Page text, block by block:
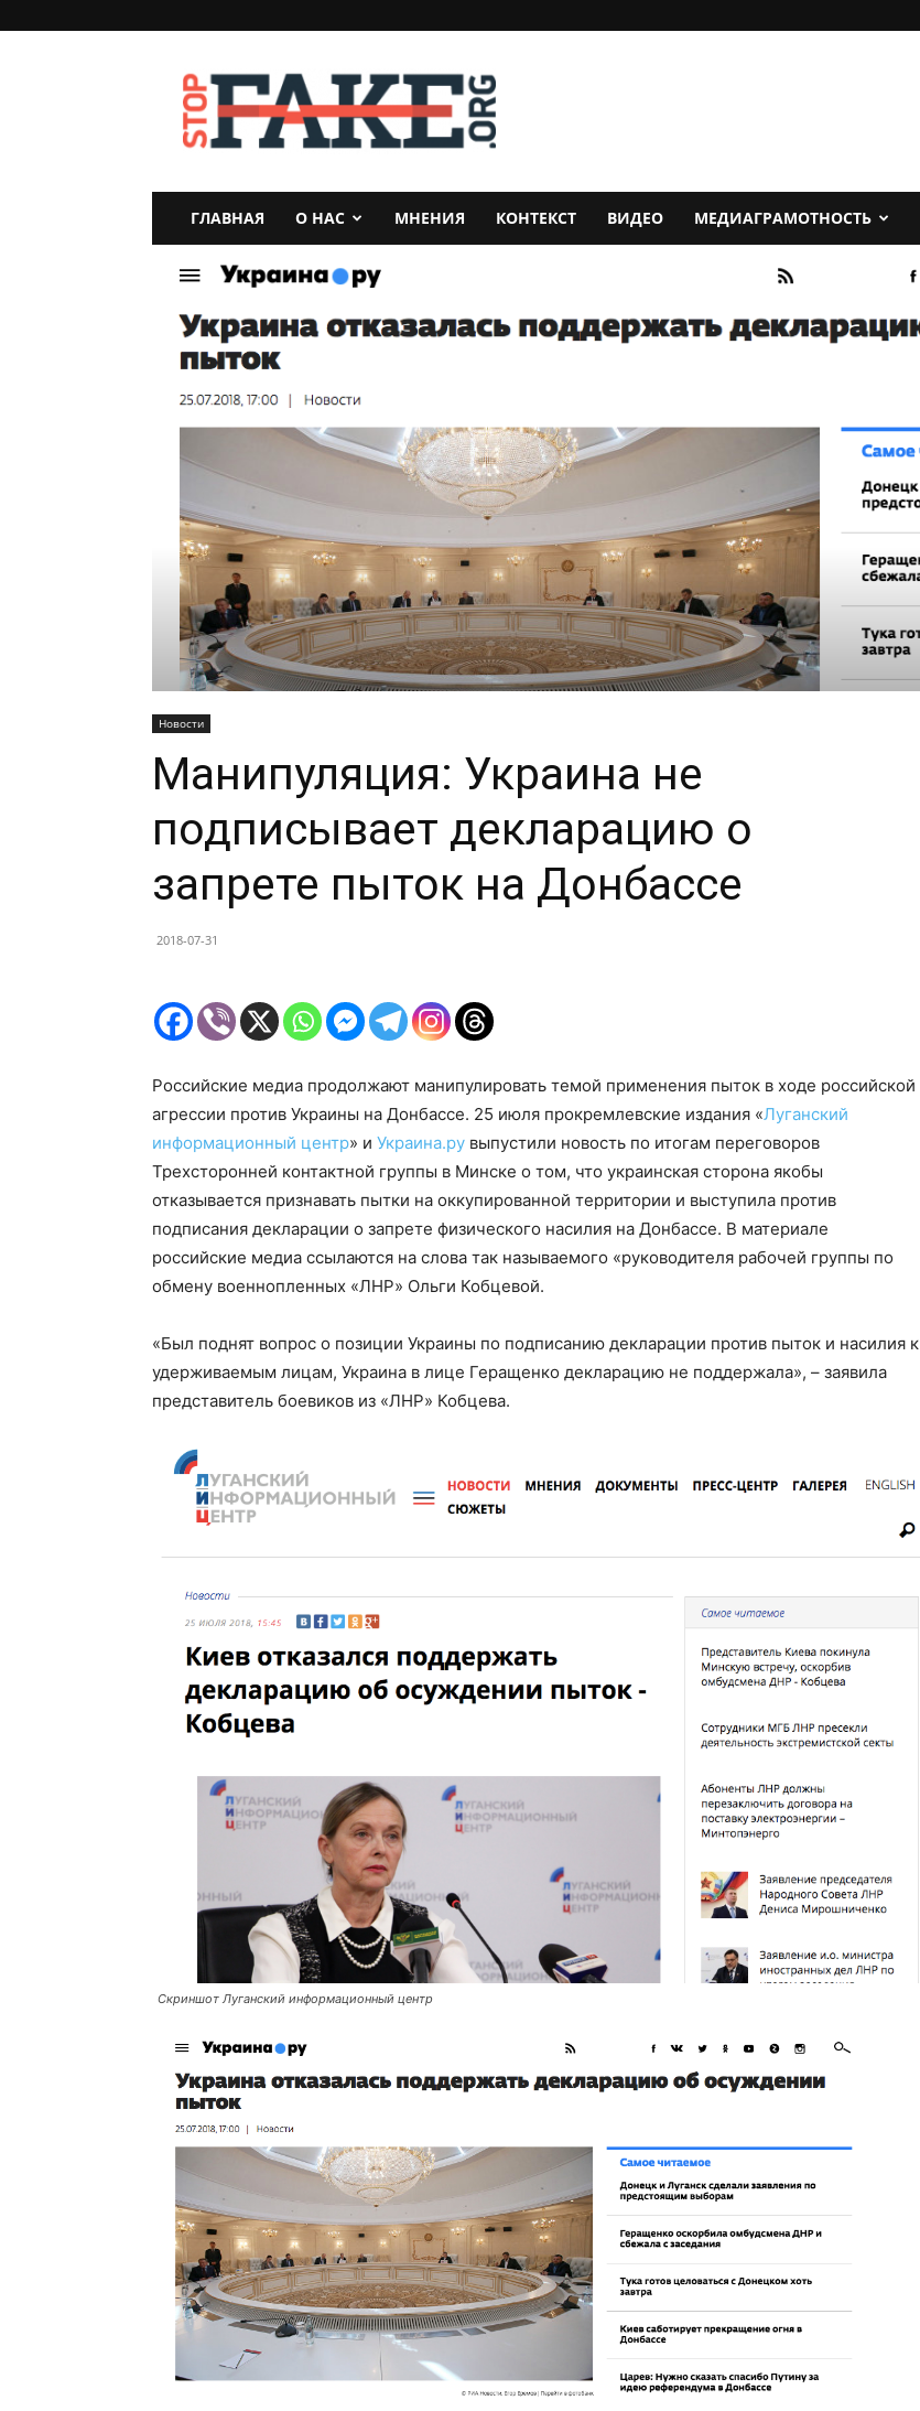
StopFake
ГЛАВНАЯ О НАС МНЕНИЯ КОНТЕКСТ ВИДЕО МЕДИАГРАМОТНОСТЬ
Новости
Манипуляция: Украина не
подписывает декларацию о
запрете пыток на Донбассе
2018-07-31
Российские медиа продолжают манипулировать темой применения пыток в ходе российской
агрессии против Украины на Донбассе. 25 июля прокремлевские издания «Луганский
информационный центр» и Украина.ру выпустили новость по итогам переговоров
Трехсторонней контактной группы в Минске о том, что украинская сторона якобы
отказывается признавать пытки на оккупированной территории и выступила против
подписания декларации о запрете физического насилия на Донбассе. В материале
российские медиа ссылаются на слова так называемого «руководителя рабочей группы по
обмену военнопленных «ЛНР» Ольги Кобцевой.
«Был поднят вопрос о позиции Украины по подписанию декларации против пыток и насилия к
удерживаемым лицам, Украина в лице Геращенко декларацию не поддержала», – заявила
представитель боевиков из «ЛНР» Кобцева.
Cкриншот Луганский информационный центр